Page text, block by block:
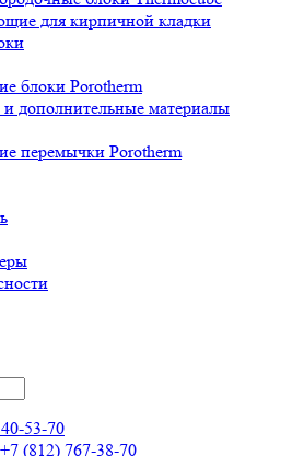
для кирпичной кладки
блоки Porotherm
дополнительные материалы
перемычки Porotherm
53-70
+7 (812) 767-38-70